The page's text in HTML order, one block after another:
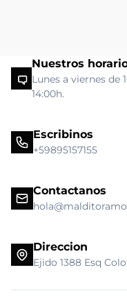
Nuestros
Lunes a viernes de
14:00h.
Escribinos
+59895157155
Contactanos
Direccion
Ejido 1388 Esq